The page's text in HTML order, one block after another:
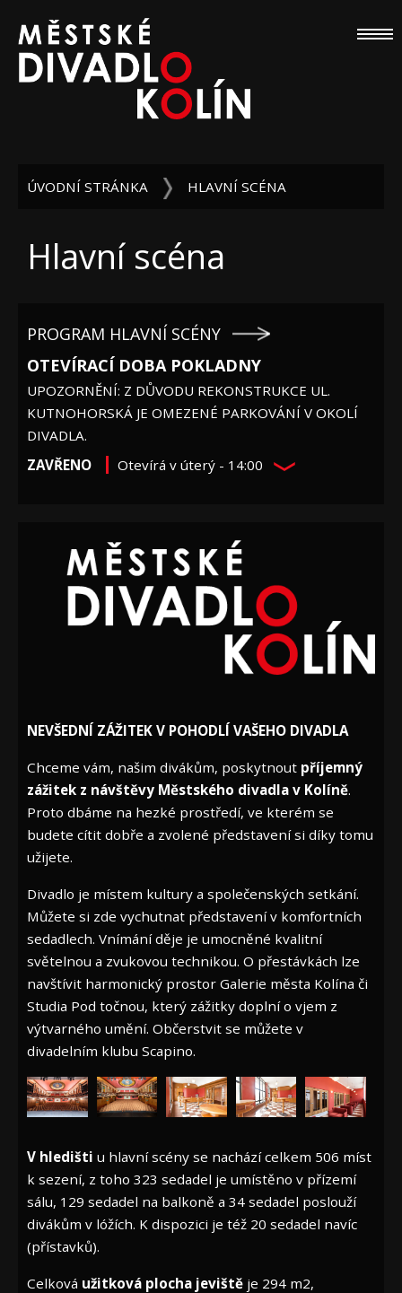
ÚVODNÍ STRÁNKA HLAVNÍ SCÉNA
Hlavní scéna
PROGRAM HLAVNÍ SCÉNY
OTEVÍRACÍ DOBA POKLADNY
UPOZORNĚNÍ: Z DŮVODU REKONSTRUKCE UL.
KUTNOHORSKÁ JE OMEZENÉ PARKOVÁNÍ V OKOLÍ
DIVADLA.
ZAVŘENO
Otevírá v úterý - 14:00
NEVŠEDNÍ ZÁŽITEK V POHODLÍ VAŠEHO DIVADLA
Chceme vám, našim divákům, poskytnout příjemný
zážitek z návštěvy Městského divadla v Kolíně.
Proto dbáme na hezké prostředí, ve kterém se
budete cítit dobře a zvolené představení si díky tomu
užijete.
Divadlo je místem kultury a společenských setkání.
Můžete si zde vychutnat představení v komfortních
sedadlech. Vnímání děje je umocněné kvalitní
světelnou a zvukovou technikou. O přestávkách lze
navštívit harmonický prostor Galerie města Kolína či
Studia Pod točnou, který zážitky doplní o vjem z
výtvarného umění. Občerstvit se můžete v
divadelním klubu Scapino.
V hledišti u hlavní scény se nachází celkem 506 míst
k sezení, z toho 323 sedadel je umístěno v přízemí
sálu, 129 sedadel na balkoně a 34 sedadel poslouží
divákům v lóžích. K dispozici je též 20 sedadel navíc
(přístavků).
Celková užitková plocha jeviště je 294 m2,